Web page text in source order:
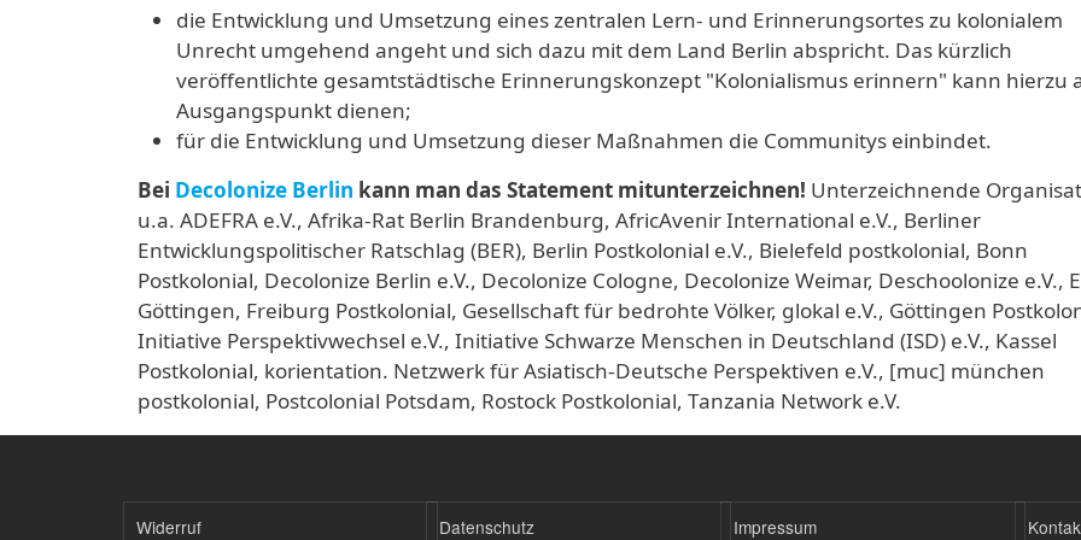
die Entwicklung und Umsetzung eines zentralen Lern- und Erinnerungsortes zu kolonialem
Unrecht umgehend angeht und sich dazu mit dem Land Berlin abspricht. Das kürzlich
veröffentlichte gesamtstädtische Erinnerungskonzept "Kolonialismus erinnern" kann hierzu
Ausgangspunkt dienen;
für die Entwicklung und Umsetzung dieser Maßnahmen die Communitys einbindet.
Bei Decolonize Berlin kann man das Statement mitunterzeichnen! Unterzeichnende
u.a. ADEFRA e.V., Afrika-Rat Berlin Brandenburg, AfricAvenir International e.V., Berliner
Entwicklungspolitischer Ratschlag (BER), Berlin Postkolonial e.V., Bielefeld postkolonial, Bonn
Postkolonial, Decolonize Berlin e.V., Decolonize Cologne, Decolonize Weimar, Deschoolonize e.V.,
Göttingen, Freiburg Postkolonial, Gesellschaft für bedrohte Völker, glokal e.V., Göttingen
Initiative Perspektivwechsel e.V., Initiative Schwarze Menschen in Deutschland (ISD) e.V., Kassel
Postkolonial, korientation. Netzwerk für Asiatisch-Deutsche Perspektiven e.V., [muc] münchen
postkolonial, Postcolonial Potsdam, Rostock Postkolonial, Tanzania Network e.V.
Widerruf Datenschutz Impressum